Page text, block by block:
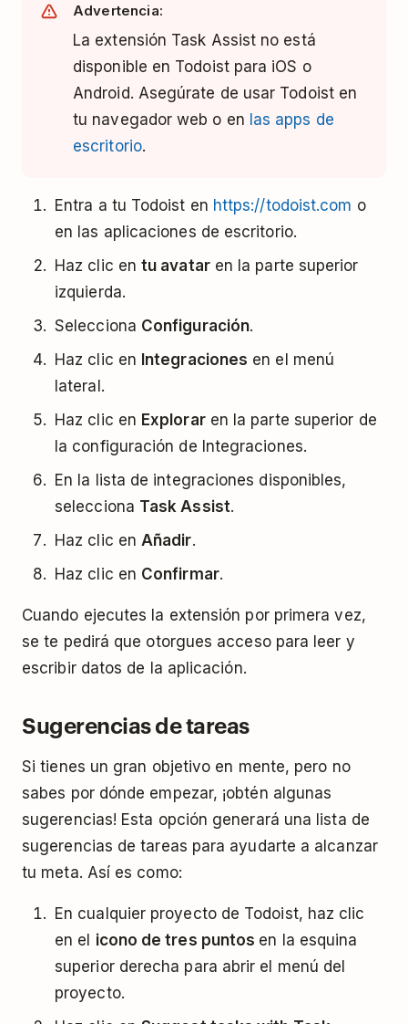
Advertencia:
La extensión Task Assist no está
disponible en Todoist para iOS o
Android. Asegúrate de usar Todoist en
tu navegador web o en las apps de
escritorio.
Entra a tu Todoist en https://todoist.com o
en las aplicaciones de escritorio.
Haz clic entu avataren la parte superior
izquierda.
Selecciona Configuración.
Haz clic en Integraciones en el menú
lateral.
Haz clic en Exploraren la parte superior de
la configuración de Integraciones.
En la lista de integraciones disponibles,
selecciona Task Assist.
Haz clic en Añadir.
Haz clic en Confirmar.
Cuando ejecutes la extensión por primera vez,
se te pedirá que otorgues acceso para leer y
escribir datos de la aplicación.
Sugerencias de tareas
Si tienes un gran objetivo en mente, pero no
sabes por dónde empezar, ¡obtén algunas
sugerencias! Esta opción generará una lista de
sugerencias de tareas para ayudarte a alcanzar
tu meta. Así es como:
En cualquier proyecto de Todoist, haz clic
en el icono de tres puntos en la esquina
superior derecha para abrir el menú del
proyecto.